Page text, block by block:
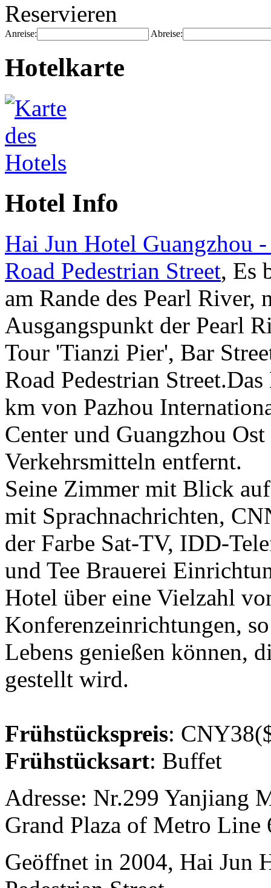
Reservieren
Anreise: Abreise:
Hotelkarte
Hotel Info
Hai Jun Hotel Guangzhou
Road Pedestrian Street, Es
am Rande des Pearl River,
Ausgangspunkt der Pearl
Tour 'Tianzi Pier', Bar
Road Pedestrian
km von Pazhou
Center und Guangzhou
Verkehrsmitteln entfernt.
Seine Zimmer mit Blick
mit Sprachnachrichten,
der Farbe Sat-TV, IDD-
und Tee Brauerei
Hotel über eine Vielzahl
Konferenzeinrichtungen,
Lebens genießen können,
gestellt wird.
Frühstückspreis:
Frühstücksart: Buffet
Adresse: Nr.299 Yanjiang
Grand Plaza of Metro Line
Geöffnet in 2004, Hai Jun